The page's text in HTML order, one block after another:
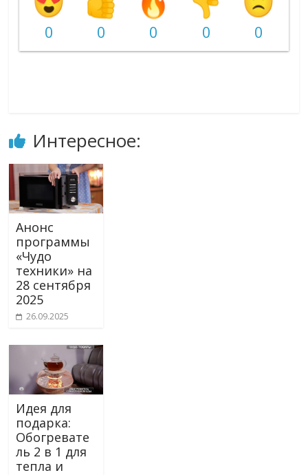
0 0 0 0 0
Интересное:
Анонс
программы
«Чудо
техники» на
28 сентября
2025
26.09.2025
Идея для
подарка:
Обогревате
ль 2 в 1 для
тепла и